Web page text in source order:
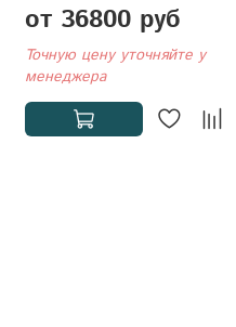
от 36800 руб
Точную цену уточняйте у
менеджера